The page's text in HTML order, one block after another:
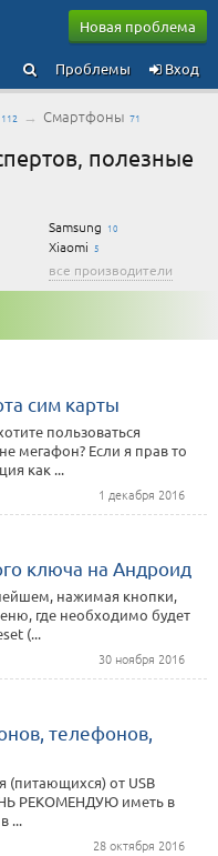
Новая проблема
Вход
Проблемы
112 → Смартфоны 71
полезные
Samsung 10
Xiaomi 5
все производители
сим карты
пользоваться
мегафон? Если я прав то
как ...
1 декабря 2016
ключа на Андроид
нажимая кнопки,
где необходимо будет
(...
30 ноября 2016
телефонов,
(питающихся) от USB
РЕКОМЕНДУЮ иметь в
...
28 октября 2016